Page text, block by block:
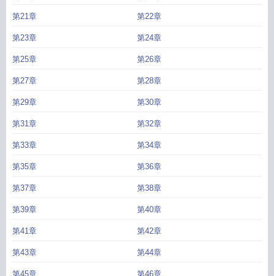
第21章 第22章
第23章 第24章
第25章 第26章
第27章 第28章
第29章 第30章
第31章 第32章
第33章 第34章
第35章 第36章
第37章 第38章
第39章 第40章
第41章 第42章
第43章 第44章
第45章 第46章